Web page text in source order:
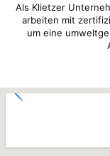
Als Klietzer
arbeiten mit
um eine